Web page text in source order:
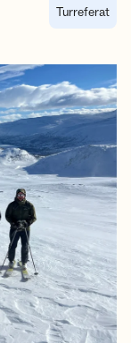
Turreferat